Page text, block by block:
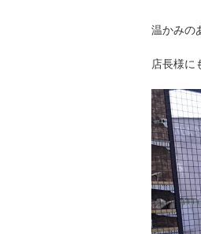
温かみの
店長様に